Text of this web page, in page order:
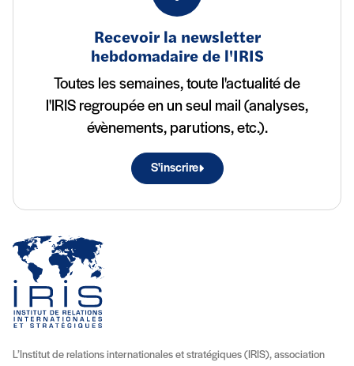
Recevoir la newsletter
hebdomadaire de l'IRIS
Toutes les semaines, toute l'actualité de
l'IRIS regroupée en un seul mail (analyses,
évènements, parutions, etc.).
S'inscrire
L’Institut de relations internationales et stratégiques (IRIS), association